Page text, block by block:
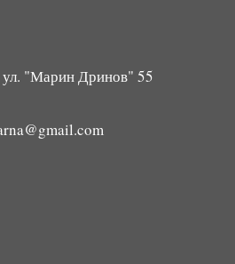
"Марин Дринов" 55